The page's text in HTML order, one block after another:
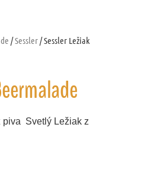
/Sessler/ Sessler Ležiak
piva Svetlý Ležiak z